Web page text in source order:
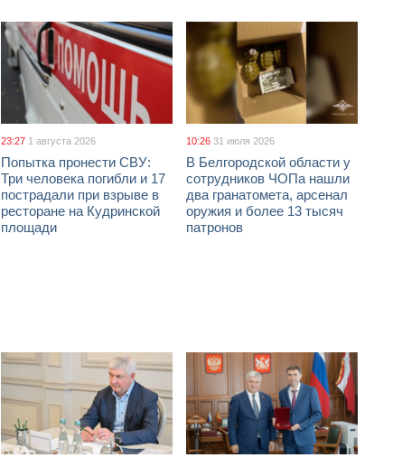
23:27 1 августа 2026
Попытка пронести СВУ:
Три человека погибли и 17
пострадали при взрыве в
ресторане на Кудринской
площади
10:26 31 июля 2026
В Белгородской области у
сотрудников ЧОПа нашли
два гранатомета, арсенал
оружия и более 13 тысяч
патронов